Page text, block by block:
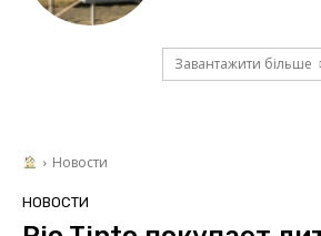
Завантажити більше